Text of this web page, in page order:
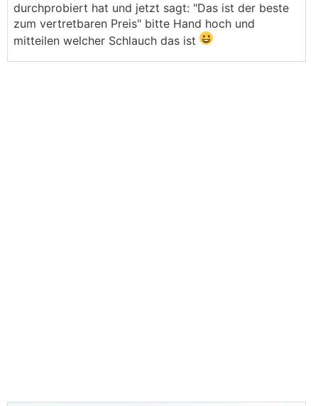
durchprobiert hat und jetzt sagt: "Das ist der beste
zum vertretbaren Preis" bitte Hand hoch und
mitteilen welcher Schlauch das ist